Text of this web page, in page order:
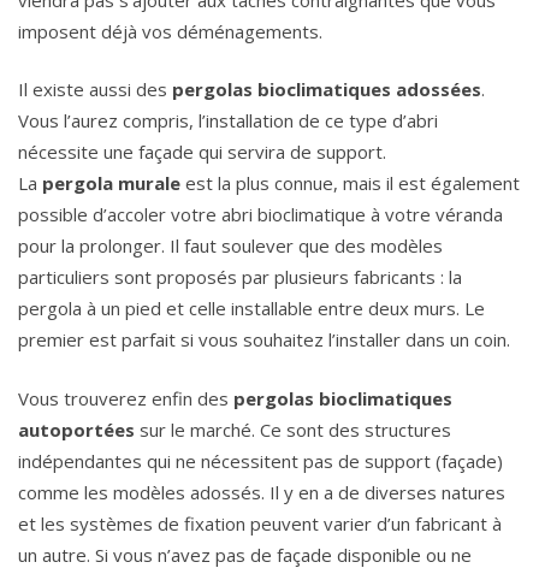
imposent déjà vos déménagements.
Il existe aussi des pergolas bioclimatiques adossées.
Vous l’aurez compris, l’installation de ce type d’abri
nécessite une façade qui servira de support.
La pergola murale est la plus connue, mais il est également
possible d’accoler votre abri bioclimatique à votre véranda
pour la prolonger. Il faut soulever que des modèles
particuliers sont proposés par plusieurs fabricants : la
pergola à un pied et celle installable entre deux murs. Le
premier est parfait si vous souhaitez l’installer dans un coin.
Vous trouverez enfin des pergolas bioclimatiques
autoportées sur le marché. Ce sont des structures
indépendantes qui ne nécessitent pas de support (façade)
comme les modèles adossés. Il y en a de diverses natures
et les systèmes de fixation peuvent varier d’un fabricant à
un autre. Si vous n’avez pas de façade disponible ou ne